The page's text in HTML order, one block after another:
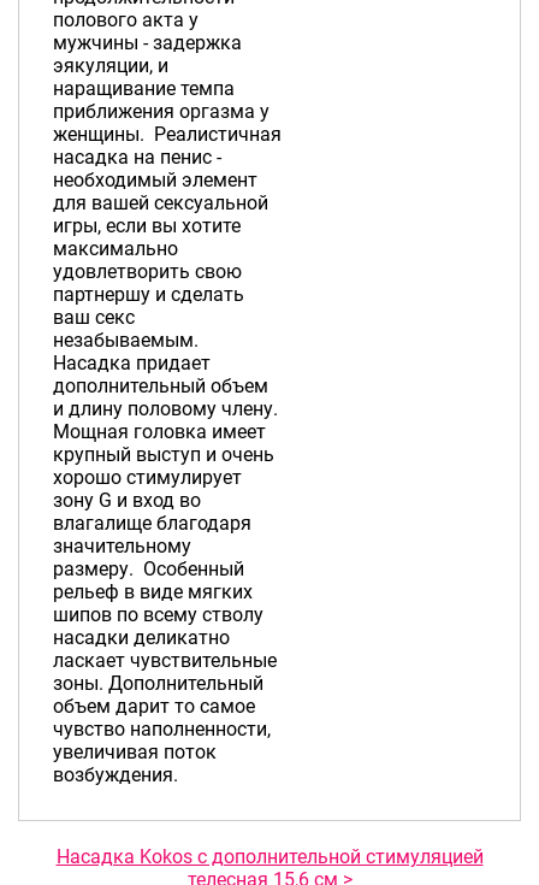
полового акта у
мужчины - задержка
эякуляции, и
наращивание темпа
приближения оргазма у
женщины. Реалистичная
насадка на пенис -
необходимый элемент
для вашей сексуальной
игры, если вы хотите
максимально
удовлетворить свою
партнершу и сделать
ваш секс
незабываемым.
Насадка придает
дополнительный объем
и длину половому члену.
Мощная головка имеет
крупный выступ и очень
хорошо стимулирует
зону G и вход во
влагалище благодаря
значительному
размеру. Особенный
рельеф в виде мягких
шипов по всему стволу
насадки деликатно
ласкает чувствительные
зоны. Дополнительный
объем дарит то самое
чувство наполненности,
увеличивая поток
возбуждения.
Насадка Kokos с дополнительной стимуляцией
телесная 15,6 см >